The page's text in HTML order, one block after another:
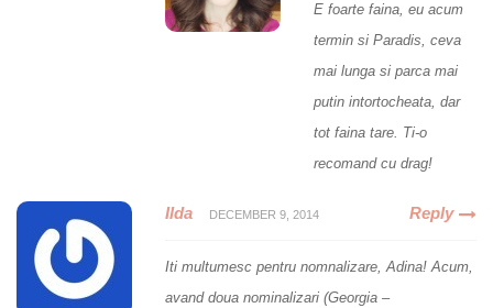
E foarte faina, eu acum
termin si Paradis, ceva
mai lunga si parca mai
putin intortocheata, dar
tot faina tare. Ti-o
recomand cu drag!
Ilda DECEMBER 9, 2014 Reply
Iti multumesc pentru nomnalizare, Adina! Acum,
avand doua nominalizari (Georgia –